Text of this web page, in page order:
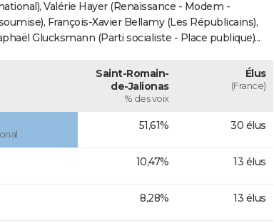
Valérie Hayer (Renaissance - Modem -
François-Xavier Bellamy (Les Républicains),
Glucksmann (Parti socialiste - Place publique)...
Saint-Romain-
de-Jalionas
% des voix
Élus
(France)
51,61% 30 élus
10,47% 13 élus
8,28% 13 élus